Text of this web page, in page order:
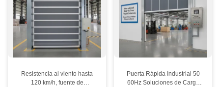
Resistencia al viento hasta
120 km/h, fuente de
Puerta Rápida Industrial 50
60Hz Soluciones de Carga